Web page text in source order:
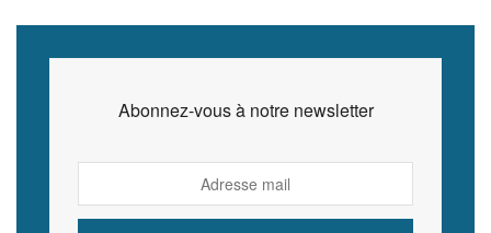
Abonnez-vous à notre newsletter